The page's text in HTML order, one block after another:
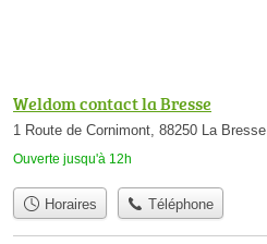
Weldom contact la Bresse
1 Route de Cornimont, 88250 La Bresse
Ouverte jusqu'à 12h
Horaires Téléphone